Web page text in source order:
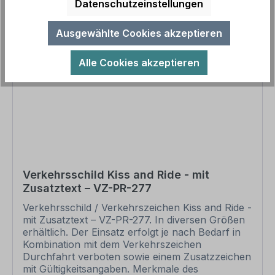
Text- und Zeichenänderungen oder nach Ihrer
Vorgabe gelocht sind individuelle Schilder und
somit grundsätzlich vom Rückgaberecht
ausgeschlossen. Andere Zeichen, z.B. zur
Sicherheitskennzeichnung finden Sie in den
jeweiligen Kategorien, Übersichten aller
verfügbaren Zeichen in unserem Download-
Verkehrsschild Kiss and Ride - mit
Zusatztext – VZ-PR-277
Verkehrsschild / Verkehrszeichen Kiss and Ride -
mit Zusatztext – VZ-PR-277. In diversen Größen
erhältlich. Der Einsatz erfolgt je nach Bedarf in
Kombination mit dem Verkehrszeichen
Durchfahrt verboten sowie einem Zusatzzeichen
mit Gültigkeitsangaben. Merkmale des
Datenschutzeinstellungen
Ausgewählte Cookies akzeptieren
Alle Cookies akzeptieren